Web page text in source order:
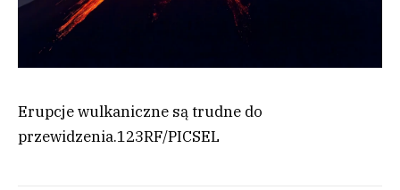
Erupcje wulkaniczne są trudne do
przewidzenia.123RF/PICSEL